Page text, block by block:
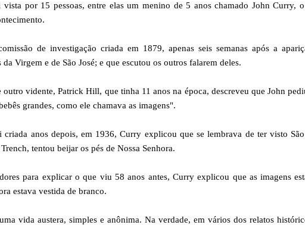
por 15 pessoas, entre elas um menino de 5 anos chamado John Curry,
de investigação criada em 1879, apenas seis semanas após a
Virgem e de São José; e que escutou os outros falarem deles.
outro vidente, Patrick Hill, que tinha 11 anos na época, descreveu que John
grandes, como ele chamava as imagens".
criada anos depois, em 1936, Curry explicou que se lembrava de ter visto
tentou beijar os pés de Nossa Senhora.
para explicar o que viu 58 anos antes, Curry explicou que as imagens
estava vestida de branco.
vida austera, simples e anônima. Na verdade, em vários dos relatos